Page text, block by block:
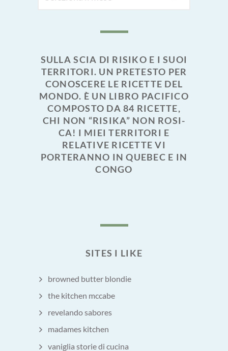
SULLA SCIA DI RISIKO E I SUOI
TERRITORI. UN PRETESTO PER
CONOSCERE LE RICETTE DEL
MONDO. È UN LIBRO PACIFICO
COMPOSTO DA 84 RICETTE,
CHI NON “RISIKA” NON ROSI-
CA! I MIEI TERRITORI E
RELATIVE RICETTE VI
PORTERANNO IN QUEBEC E IN
CONGO
SITES I LIKE
browned butter blondie
the kitchen mccabe
revelando sabores
madames kitchen
vaniglia storie di cucina